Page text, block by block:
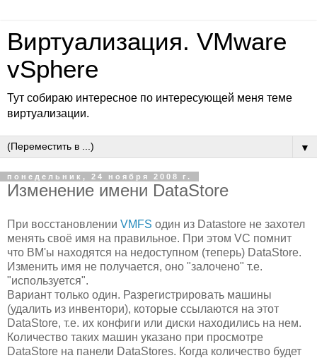
Виртуализация. VMware
vSphere
Тут собираю интересное по интересующей меня теме
виртуализации.
▼
понедельник, 24 ноября 2008 г.
Изменение имени DataStore
При восстановлении VMFS один из Datastore не захотел
менять своё имя на правильное. При этом VC помнит
что ВМ'ы находятся на недоступном (теперь) DataStore.
Изменить имя не получается, оно "залочено" т.е.
"используется".
Вариант только один. Разрегистрировать машины
(удалить из инвентори), которые ссылаются на этот
DataStore, т.е. их конфиги или диски находились на нем.
Количество таких машин указано при просмотре
DataStore на панели DataStores. Когда количество будет